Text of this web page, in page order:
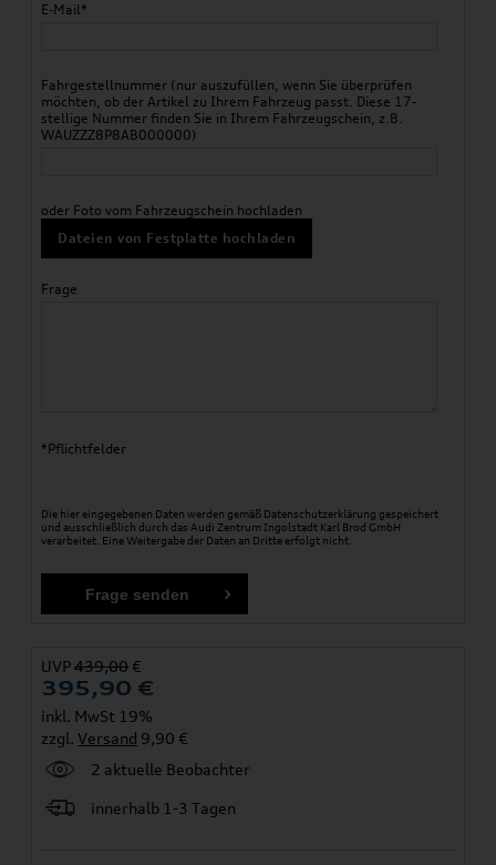
E-Mail*
Fahrgestellnummer (nur auszufüllen, wenn Sie überprüfen
möchten, ob der Artikel zu Ihrem Fahrzeug passt. Diese 17-
stellige Nummer finden Sie in Ihrem Fahrzeugschein, z.B.
WAUZZZ8P8AB000000)
oder Foto vom Fahrzeugschein hochladen
Dateien von Festplatte hochladen
Frage
*Pflichtfelder
Die hier eingegebenen Daten werden gemäß Datenschutzerklärung gespeichert
und ausschließlich durch das Audi Zentrum Ingolstadt Karl Brod GmbH
verarbeitet. Eine Weitergabe der Daten an Dritte erfolgt nicht.
UVP439,00 €
395,90 €
inkl. MwSt 19%
zzgl.Versand 9,90 €
2 aktuelle Beobachter
innerhalb 1-3 Tagen